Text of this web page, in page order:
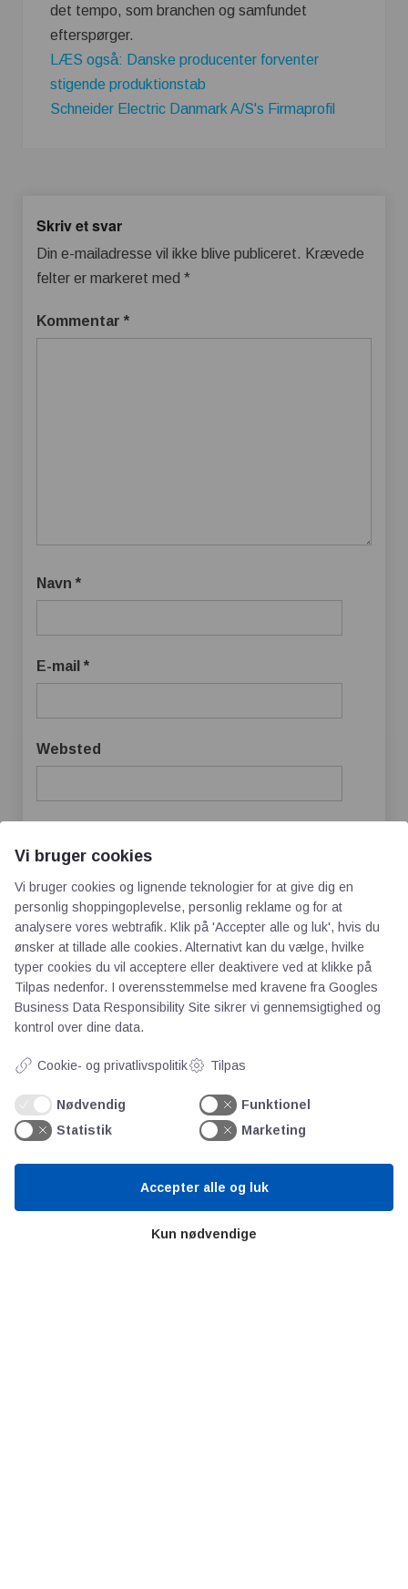
det tempo, som branchen og samfundet
efterspørger.
LÆS også: Danske producenter forventer
stigende produktionstab
Schneider Electric Danmark A/S's Firmaprofil
Skriv et svar
Din e-mailadresse vil ikke blive publiceret. Krævede
felter er markeret med *
Kommentar *
Navn *
E-mail *
Websted
Gem mit navn, mail og websted i denne
browser til næste gang jeg kommenterer.
AOT
Vi bruger cookies
Vi bruger cookies og lignende teknologier for at give dig en
personlig shoppingoplevelse, personlig reklame og for at
analysere vores webtrafik. Klik på 'Accepter alle og luk', hvis du
ønsker at tillade alle cookies. Alternativt kan du vælge, hvilke
typer cookies du vil acceptere eller deaktivere ved at klikke på
Tilpas nedenfor. I overensstemmelse med kravene fra Googles
Business Data Responsibility Site sikrer vi gennemsigtighed og
kontrol over dine data.
Cookie- og privatlivspolitik Tilpas
Nødvendig
Funktionel
Statistik
Marketing
Kun nødvendige
Accepter alle og luk